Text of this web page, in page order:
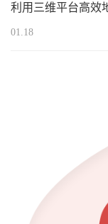
利用三维平台高效
01.18